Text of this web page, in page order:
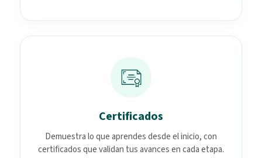
Certificados
Demuestra lo que aprendes desde el inicio, con
certificados que validan tus avances en cada etapa.